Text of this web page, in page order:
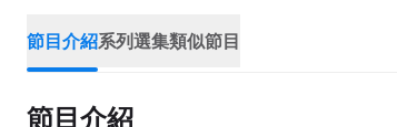
節目介紹系列選集類似節目
節目介紹